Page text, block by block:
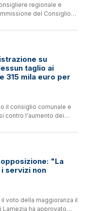
regionale e
del Consiglio
come il tema della
su
taglio ai
315 mila euro per
il consiglio comunale e
contro l'aumento dei
spiegandone i motivi:
"La
i servizi non
voto della maggioranza il
Lamezia ha approvato